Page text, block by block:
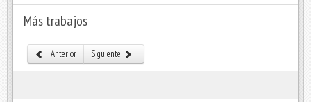
Más trabajos
Anterior Siguiente